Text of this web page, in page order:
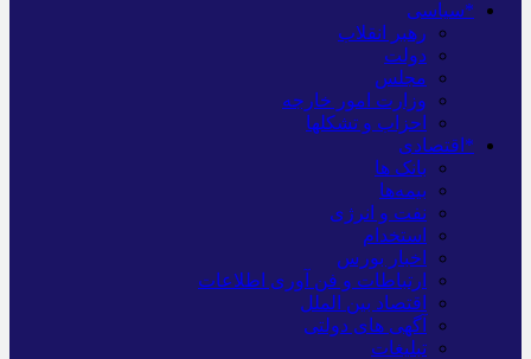
*سیاسی
رهبر انقلاب
دولت
مجلس
وزارت امور خارجه
احزاب و تشکلها
*اقتصادی
بانک ها
بیمه‌ها
نفت و انرژی
استخدام
اخبار بورس
ارتباطات و فن آوری اطلاعات
اقتصاد بین الملل
آگهی های دولتی
تبلیغات